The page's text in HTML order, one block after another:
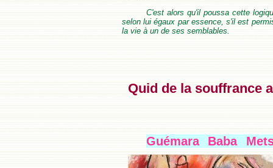
C'est alors qu'il poussa cette
selon lui égaux par essence, s'il est
la vie à un de ses semblables.
Quid de la souffrance
Guémara Baba